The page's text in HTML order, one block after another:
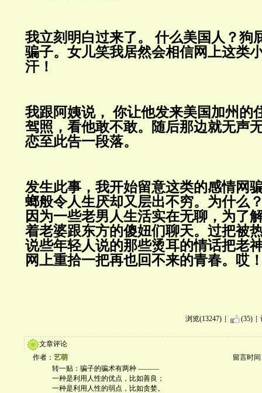
我立刻明白过来了。
什么美国人？狗
骗子。女儿笑我居然会相信网上这类
汗！
我跟阿姨说， 你让他发来美国加州的
驾照，看他敢不敢。随后那边就无声
恋至此告一段落。
发生此事，我开始留意这类的感情网
螂般令人生厌却又层出不穷。为什么
因为一些老男人生活实在无聊，为了
着老婆跟东方的傻妞们聊天。过把被
说些年轻人说的那些烫耳的情话把老
网上重拾一把再也回不来的青春。哎
浏览(13247) (35)
文章评论
作者： 艺萌
留言时间
转一贴：骗子的骗术有两种 ———
一种是利用人性的优点，比如善良；
一种是利用人性的弱点，比如贪婪。